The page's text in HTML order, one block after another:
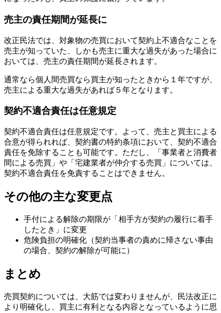
売主の責任期間が延長に
改正民法では、対象物の売買において契約上不適合なことを
売主が知っていた、しかも売主に重大な過失があった場合に
おいては、売主の責任期間が延長されます。
通常なら個人間売買なら買主が知ったときから１年ですが、
売主による重大な過失があれば５年となります。
契約不適合責任は任意規定
契約不適合責任は任意規定です。よって、売主と買主による
合意が得られれば、契約書の特約条項において、契約不適合
責任を免除することも可能です。ただし、「事業者と消費者
間による売買」や「宅建業者が仲介する売買」については、
契約不適合責任を免責することはできません。
その他の主な変更点
手付による解除の期限が「相手方が契約の履行に着手
したとき」に変更
危険負担の明確化（契約当事者の責めに帰さない事由
の場合、契約の解除が可能に）
まとめ
売買契約については、大筋では変わりませんが、民法改正に
より明確化し、買主に有利となる内容となっているように思